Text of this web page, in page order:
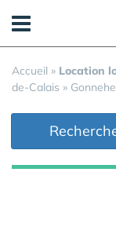
Accueil » Location
de-Calais »